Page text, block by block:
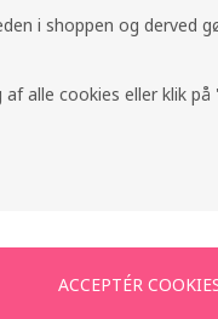
i shoppen og derved
alle cookies eller klik
DKK